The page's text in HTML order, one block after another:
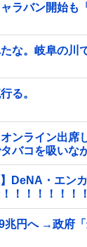
ラバン開始も
な。岐阜の川
る。
ンライン出席
バコを吸いな
DeNA・エン
！！！！！！
兆円へ →政府